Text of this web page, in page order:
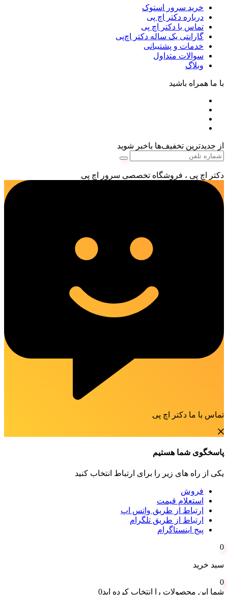
خرید سرور استوک
درباره دکتر اچ پی
تماس با دکتر اچ پی
گارانتی یک ساله دکتر اچ‌پی
خدمات و پشتیبانی
سوالات متداول
وبلاگ
با ما همراه باشید
از جدیدترین تخفیف‌ها باخبر شوید
دکتر اچ پی ، فروشگاه تخصصی سرور اچ پی
تماس با ما دکتر اچ پی
پاسخگوی شما هستیم
یکی از راه های زیر را برای ارتباط انتخاب کنید
فروش
استعلام قیمت
ارتباط از طریق واتس اپ
ارتباط از طریق تلگرام
پیج اینستاگرام
0
سبد خرید
0
شما این محصولات را انتخاب کرده اید0